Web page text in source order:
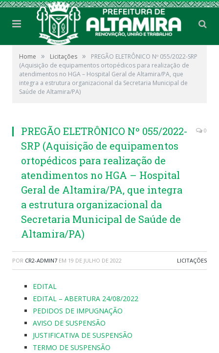
Home » Licitações »
PREGÃO ELETRÔNICO Nº 055/2022-SRP
(Aquisição de equipamentos ortopédicos para realização de
atendimentos no HGA – Hospital Geral de Altamira/PA, que
integra a estrutura organizacional da Secretaria Municipal de
Saúde de Altamira/PA)
PREGÃO ELETRÔNICO Nº 055/2022-
SRP (Aquisição de equipamentos
ortopédicos para realização de
atendimentos no HGA – Hospital
Geral de Altamira/PA, que integra
a estrutura organizacional da
Secretaria Municipal de Saúde de
Altamira/PA)
0
POR CR2-ADMIN7 EM 19 DE JULHO DE 2022 LICITAÇÕES
EDITAL
EDITAL – ABERTURA 24/08/2022
PEDIDOS DE IMPUGNAÇÃO
AVISO DE SUSPENSÃO
JUSTIFICATIVA DE SUSPENSÃO
TERMO DE SUSPENSÃO